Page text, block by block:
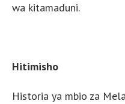
wa kitamaduni.
Hitimisho
Historia ya mbio za